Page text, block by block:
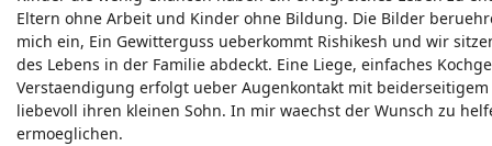
Eltern ohne Arbeit und Kinder ohne Bildung. Die Bilder
mich ein, Ein Gewitterguss ueberkommt Rishikesh und wir
des Lebens in der Familie abdeckt. Eine Liege, einfaches
Verstaendigung erfolgt ueber Augenkontakt mit
liebevoll ihren kleinen Sohn. In mir waechst der Wunsch zu
ermoeglichen.